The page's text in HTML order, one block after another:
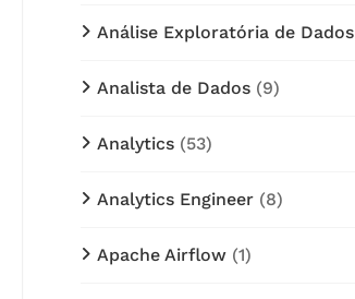
Análise Exploratória de Dados
Analista de Dados (9)
Analytics (53)
Analytics Engineer (8)
Apache Airflow (1)